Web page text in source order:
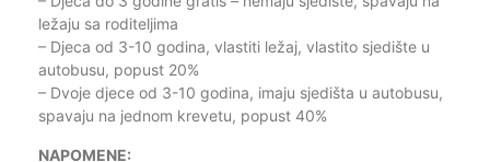
ležaju sa roditeljima
– Djeca od 3-10 godina, vlastiti ležaj, vlastito sjedište u
autobusu, popust 20%
– Dvoje djece od 3-10 godina, imaju sjedišta u autobusu,
spavaju na jednom krevetu, popust 40%
NAPOMENE: